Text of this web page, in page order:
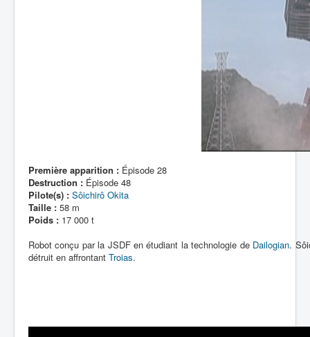
Première apparition : Épisode 28
Destruction : Épisode 48
Pilote(s) : Sôichirô Okita
Taille : 58 m
Poids : 17 000 t
Robot conçu par la JSDF en étudiant la technologie de Dailogian.
détruit en affrontant Troias.